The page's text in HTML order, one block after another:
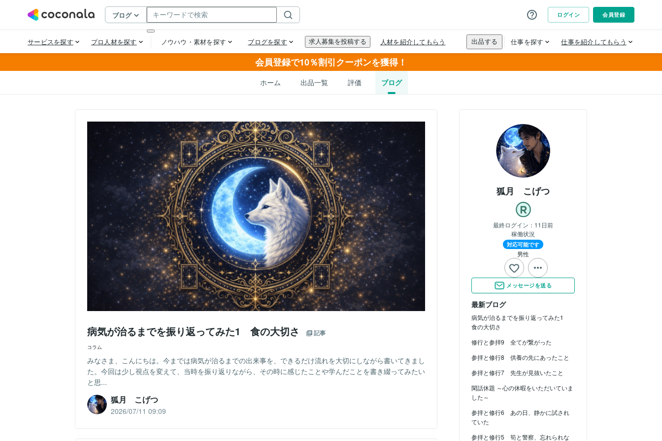
会員登録で10％割引クーポンを獲得！
ホーム 出品一覧 評価 ブログ
狐月 こげつ
最終ログイン： 11日前
稼働状況
対応可能です
男性
メッセージを送る
最新ブログ
病気が治るまでを振り返ってみた1
食の大切さ
修行と参拝9 全てが繋がった
参拝と修行8 供養の先にあったこと
参拝と修行7 先生が見抜いたこと
閑話休題 ～心の休暇をいただいていま
した～
参拝と修行6 あの日、静かに試され
ていた
参拝と修行5 筍と警察、忘れられな
病気が治るまでを振り返ってみた1 食の大切さ 記事
コラム
みなさま、こんにちは。今までは病気が治るまでの出来事を、できるだけ流れを大切にしながら書いてきまし
た。今回は少し視点を変えて、当時を振り返りながら、その時に感じたことや学んだことを書き綴ってみたい
と思...
狐月 こげつ
2026/07/11 09:09